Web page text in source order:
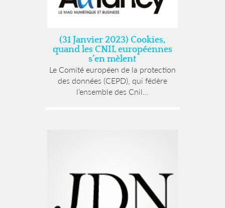
(31 Janvier 2023) Cookies,
quand les CNIL européennes
s’en mèlent
Le Comité européen de la protection
des données (CEPD), qui fédère
l’ensemble des Cnil...